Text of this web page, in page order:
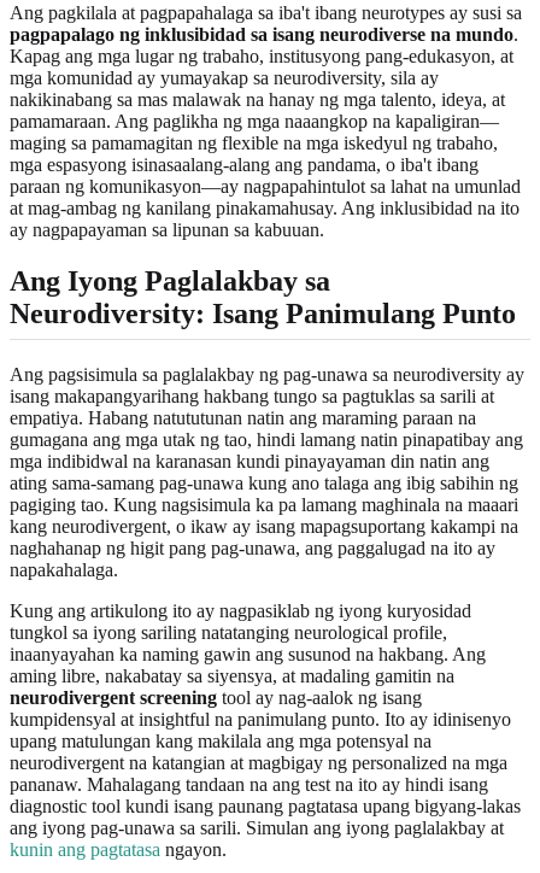
Ang pagkilala at pagpapahalaga sa iba't ibang neurotypes ay susi sa
pagpapalago ng inklusibidad sa isang neurodiverse na mundo.
Kapag ang mga lugar ng trabaho, institusyong pang-edukasyon, at
mga komunidad ay yumayakap sa neurodiversity, sila ay
nakikinabang sa mas malawak na hanay ng mga talento, ideya, at
pamamaraan. Ang paglikha ng mga naaangkop na kapaligiran—
maging sa pamamagitan ng flexible na mga iskedyul ng trabaho,
mga espasyong isinasaalang-alang ang pandama, o iba't ibang
paraan ng komunikasyon—ay nagpapahintulot sa lahat na umunlad
at mag-ambag ng kanilang pinakamahusay. Ang inklusibidad na ito
ay nagpapayaman sa lipunan sa kabuuan.
Ang Iyong Paglalakbay sa
Neurodiversity: Isang Panimulang Punto
Ang pagsisimula sa paglalakbay ng pag-unawa sa neurodiversity ay
isang makapangyarihang hakbang tungo sa pagtuklas sa sarili at
empatiya. Habang natututunan natin ang maraming paraan na
gumagana ang mga utak ng tao, hindi lamang natin pinapatibay ang
mga indibidwal na karanasan kundi pinayayaman din natin ang
ating sama-samang pag-unawa kung ano talaga ang ibig sabihin ng
pagiging tao. Kung nagsisimula ka pa lamang maghinala na maaari
kang neurodivergent, o ikaw ay isang mapagsuportang kakampi na
naghahanap ng higit pang pag-unawa, ang paggalugad na ito ay
napakahalaga.
Kung ang artikulong ito ay nagpasiklab ng iyong kuryosidad
tungkol sa iyong sariling natatanging neurological profile,
inaanyayahan ka naming gawin ang susunod na hakbang. Ang
aming libre, nakabatay sa siyensya, at madaling gamitin na
neurodivergent screening tool ay nag-aalok ng isang
kumpidensyal at insightful na panimulang punto. Ito ay idinisenyo
upang matulungan kang makilala ang mga potensyal na
neurodivergent na katangian at magbigay ng personalized na mga
pananaw. Mahalagang tandaan na ang test na ito ay hindi isang
diagnostic tool kundi isang paunang pagtatasa upang bigyang-lakas
ang iyong pag-unawa sa sarili. Simulan ang iyong paglalakbay at
kunin ang pagtatasa ngayon.